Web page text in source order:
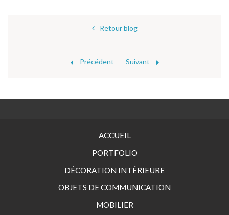
Retour blog
Précédent Suivant
ACCUEIL
PORTFOLIO
DÉCORATION INTÉRIEURE
OBJETS DE COMMUNICATION
MOBILIER